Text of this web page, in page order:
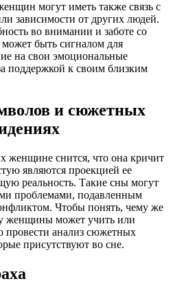
могут иметь также связь с
зависимости от других людей.
во внимании и заботе со
быть сигналом для
на свои эмоциональные
поддержкой к своим близким
и сюжетных
женщине снится, что она кричит
являются проекцией ее
реальность. Такие сны могут
проблемами, подавленным
Чтобы понять, чему же
женщины может учить или
провести анализ сюжетных
присутствуют во сне.